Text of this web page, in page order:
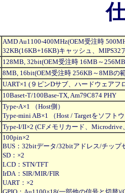
AMD Au1100-400MHz(OEM受注時
32KB(16KB+16KB)キャッシュ、
128MB, 32bit(OEM受注時 16MB～
8MB, 16bit(OEM受注時 256KB～8MBの
UART×1 (９ピンDサブ、ハードウェアフ
10Baset-T/100Base-TX, Am79C874 PHY
Type-A×1 （Host側）
Type-mini AB×1 （Host / Targetをソフト
Type-I/II×2 (CFメモリカード、
100pin×2
BUS：32bitデータ/32bitアドレス/チップ
SD：×2
LCD：STN/TFT
IrDA：SIR/MIR/FIR
UART：×2